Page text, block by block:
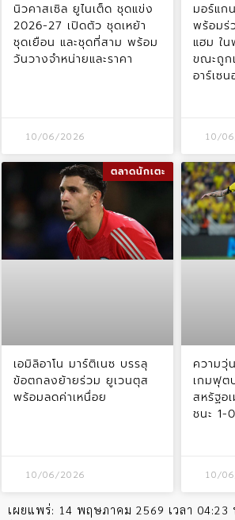
นิวคาสเซิล ยูไนเต็ด ชุดแข่ง
2026-27 เปิดตัว ชุดเหย้า
ชุดเยือน และชุดที่สาม พร้อม
วันวางจำหน่ายและราคา
10/06/2026
มอร์แก
พร้อมร่
แฮม ใ
ขณะถูก
อาร์เซน
10/
ตลาดนักเตะ
เอมิลิอาโน มาร์ติเนซ บรรลุ
ข้อตกลงย้ายร่วม ยูเวนตุส
พร้อมลดค่าเหนื่อย
10/06/2026
ความวุ่
เกมฟุ
สหรัฐอ
ชนะ 1-0
10/
เผยแพร่: 14 พฤษภาคม 2569 เวลา 04:23